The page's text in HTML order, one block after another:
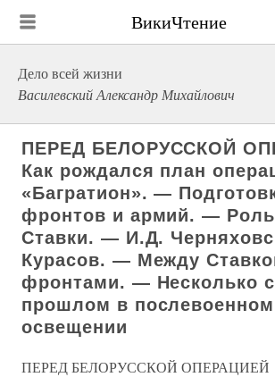
ВикиЧтение
Дело всей жизни
Василевский Александр Михайлович
ПЕРЕД БЕЛОРУССКОЙ
Как рождался план
«Багратион». —
фронтов и армий. — Роль
Ставки. — И.Д.
Курасов. — Между
фронтами. — Несколько
прошлом в послевоенном
освещении
ПЕРЕД БЕЛОРУССКОЙ ОПЕРАЦИЕЙ